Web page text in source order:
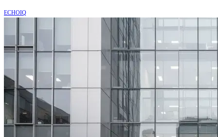
ECHOIQ